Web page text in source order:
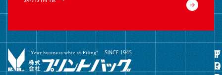
グ
ル